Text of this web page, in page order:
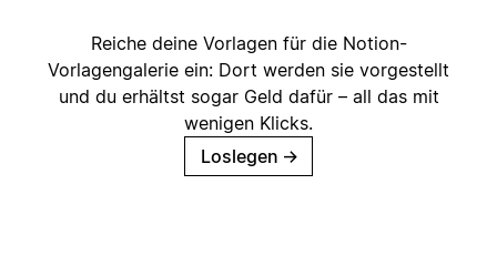
Reiche deine Vorlagen für die Notion-
Vorlagengalerie ein: Dort werden sie vorgestellt
und du erhältst sogar Geld dafür – all das mit
wenigen Klicks.
Loslegen →